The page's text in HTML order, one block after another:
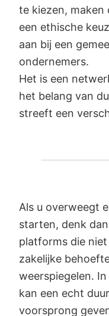
te kiezen, maken
een ethische
aan bij een
ondernemers.
Het is een
het belang van
streeft een
Als u overweegt
starten, denk
platforms die
zakelijke
weerspiegelen.
kan een echt
voorsprong